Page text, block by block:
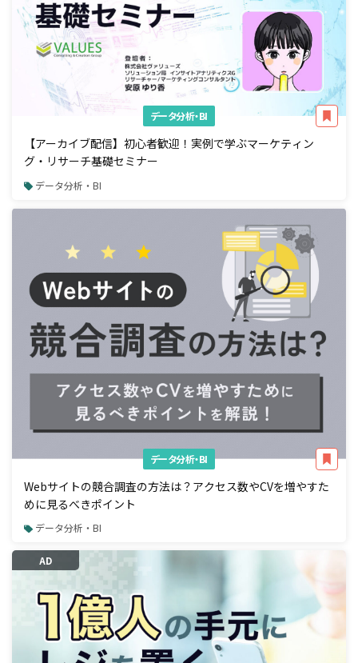
データ分析・BI
【アーカイブ配信】初心者歓迎！実例で学ぶマーケティン
グ・リサーチ基礎セミナー
データ分析・BI
データ分析・BI
Webサイトの競合調査の方法は？アクセス数やCVを増やすた
めに見るべきポイント
データ分析・BI
AD